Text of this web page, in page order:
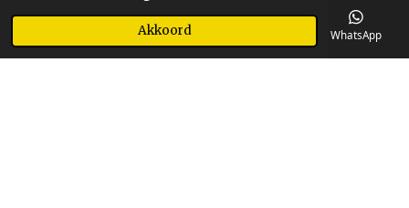
Akkoord
k
p
a
m
Telefoonnummer WhatsApp